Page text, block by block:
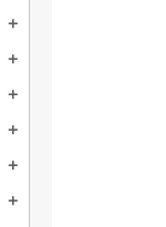
add
add
add
add
add
add